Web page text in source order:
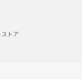
トア